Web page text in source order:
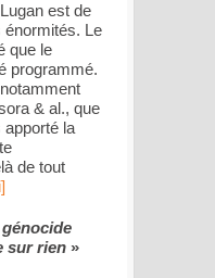
est de
énormités. Le
que le
programmé.
& al., que
apporté la
de tout
génocide
sur rien »